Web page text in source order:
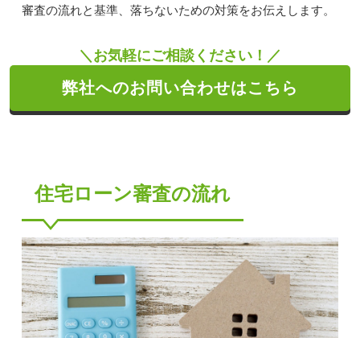
審査の流れと基準、落ちないための対策をお伝えします。
＼お気軽にご相談ください！／
弊社へのお問い合わせはこちら
住宅ローン審査の流れ